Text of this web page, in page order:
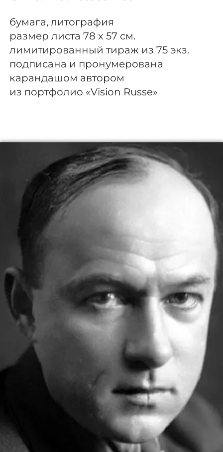
бумага, литография
размер листа 78 х 57 см.
лимитированный тираж из 75 экз.
подписана и пронумерована
карандашом автором
из портфолио «Vision Russe»